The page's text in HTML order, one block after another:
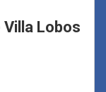
Villa Lobos